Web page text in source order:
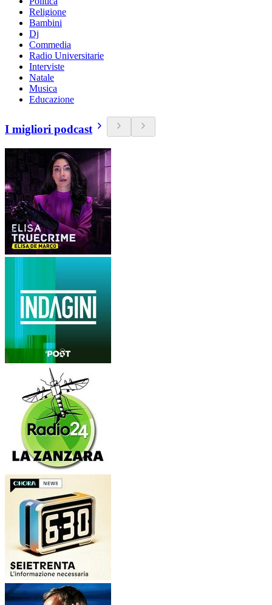
Religione
Bambini
Dj
Commedia
Radio Universitarie
Interviste
Natale
Musica
Educazione
I migliori podcast